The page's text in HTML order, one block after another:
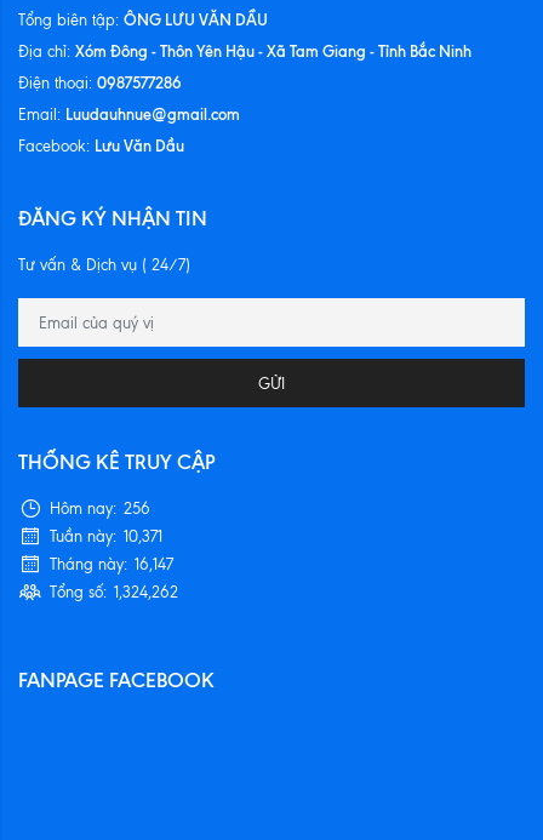
Tổng biên tập: ÔNG LƯU VĂN DẦU
Địa chỉ: Xóm Đông - Thôn Yên Hậu - Xã Tam Giang - Tỉnh Bắc Ninh
Điện thoại: 0987577286
Email: Luudauhnue@gmail.com
Facebook: Lưu Văn Dầu
ĐĂNG KÝ NHẬN TIN
Tư vấn & Dịch vụ ( 24/7)
GỬI
THỐNG KÊ TRUY CẬP
Hôm nay: 256
Tuần này: 10,371
Tháng này: 16,147
Tổng số: 1,324,262
FANPAGE FACEBOOK